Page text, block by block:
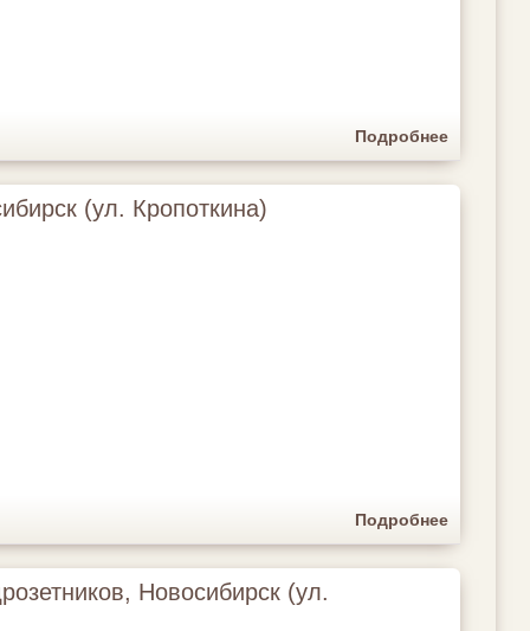
Подробнее
(ул. Кропоткина)
Подробнее
Новосибирск (ул.